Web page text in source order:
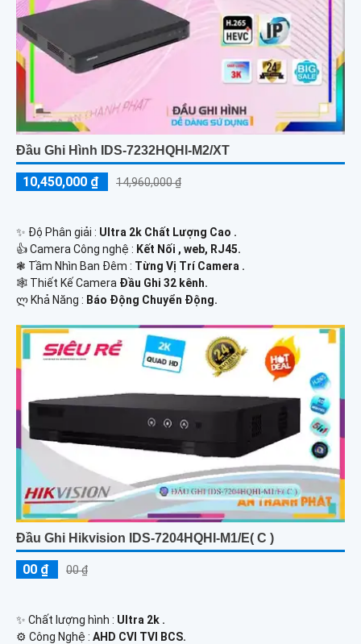
Đầu Ghi Hình IDS-7232HQHI-M2/XT
10,450,000 ₫ 14,960,000 ₫
✨ Độ Phân giải : Ultra 2k Chất Lượng Cao .
👍 Camera Công nghệ : Kết Nối , web, RJ45.
❃ Tầm Nhìn Ban Đêm : Từng Vị Trí Camera .
🕸️ Thiết Kế Camera Đầu Ghi 32 kênh.
️ლ Khả Năng : Báo Động Chuyển Động.
Đầu Ghi Hikvision IDS-7204HQHI-M1/E( C )
00 ₫ 00 ₫
✨ Chất lượng hình : Ultra 2k .
⚙ Công Nghệ : AHD CVI TVI BCS.